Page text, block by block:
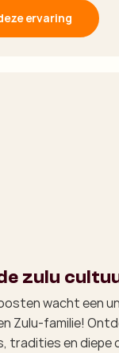
ervaring
zulu
wacht een
Zulu-familie!
tradities en diepe